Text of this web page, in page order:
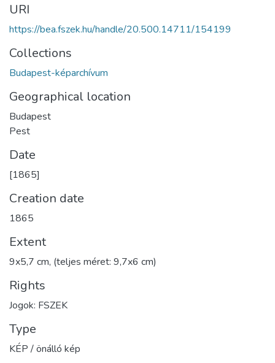
URI
https://bea.fszek.hu/handle/20.500.14711/154199
Collections
Budapest-képarchívum
Geographical location
Budapest
Pest
Date
[1865]
Creation date
1865
Extent
9x5,7 cm, (teljes méret: 9,7x6 cm)
Rights
Jogok: FSZEK
Type
KÉP / önálló kép